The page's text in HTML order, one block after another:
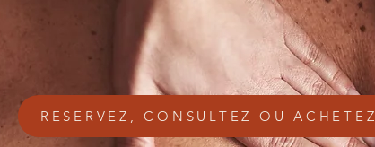
RESERVEZ, CONSULTEZ OU ACHETEZ